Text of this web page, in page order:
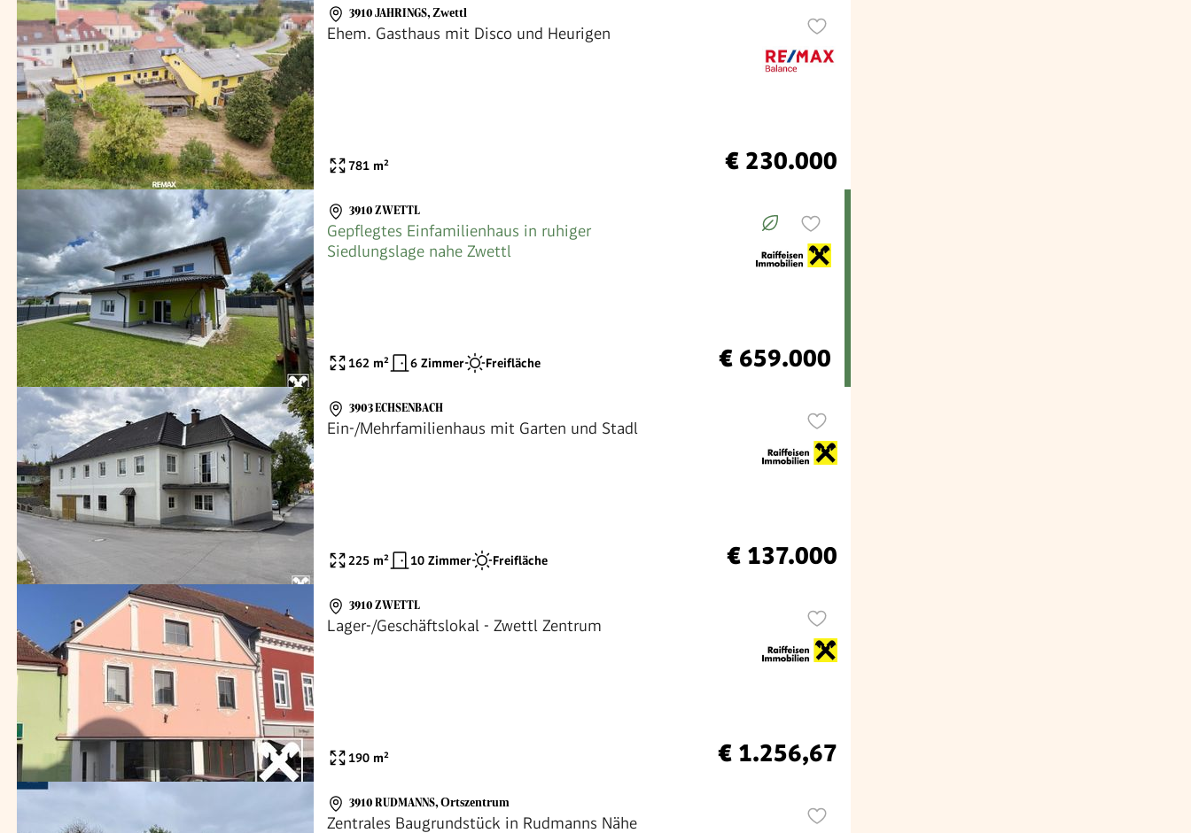
3910 JAHRINGS, Zwettl
Ehem. Gasthaus mit Disco und Heurigen
781 m² € 230.000
3910 ZWETTL
Gepflegtes Einfamilienhaus in ruhiger
Siedlungslage nahe Zwettl
162 m² 6 Zimmer Freifläche € 659.000
3903 ECHSENBACH
Ein-/Mehrfamilienhaus mit Garten und Stadl
225 m² 10 Zimmer Freifläche € 137.000
3910 ZWETTL
Lager-/Geschäftslokal - Zwettl Zentrum
190 m² € 1.256,67
3910 RUDMANNS, Ortszentrum
Zentrales Baugrundstück in Rudmanns Nähe